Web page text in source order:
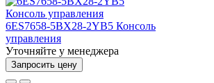
6ES7658-5BX28-2YB5 Консоль
управления
Уточняйте у менеджера
Запросить цену